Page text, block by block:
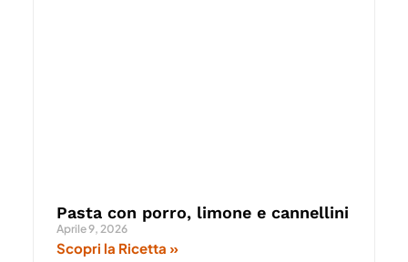
Pasta con porro, limone e cannellini
Aprile 9, 2026
Scopri la Ricetta »